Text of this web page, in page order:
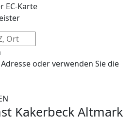
EC-Karte
oder verwenden Sie die
Kakerbeck Altmark